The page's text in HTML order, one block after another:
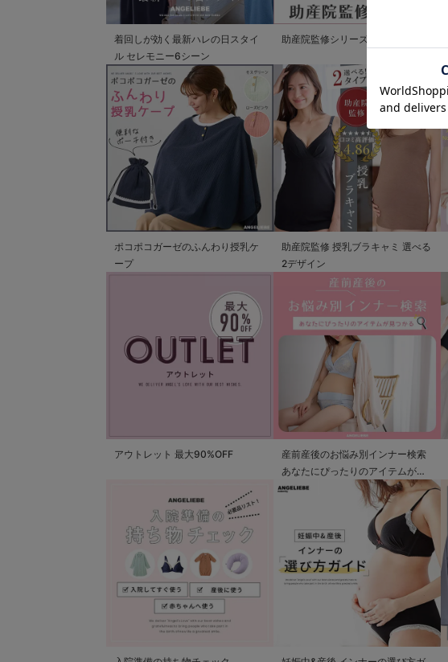
着回しが効く最新ハレの日スタイ
ル セレモニー6シーン
助産院監修シリーズ
ポコポコガーゼのふんわり授乳ケ
ープ
助産院監修 授乳ブラキャミ 選べる
2デザイン
アウトレット 最大90%OFF
産前産後のお悩み別インナー検索
あなたにぴったりのアイテムが見
つかる